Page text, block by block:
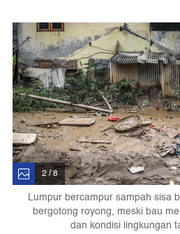
2 / 8
Lumpur bercampur sampah sisa
bergotong royong, meski bau
dan kondisi lingkungan